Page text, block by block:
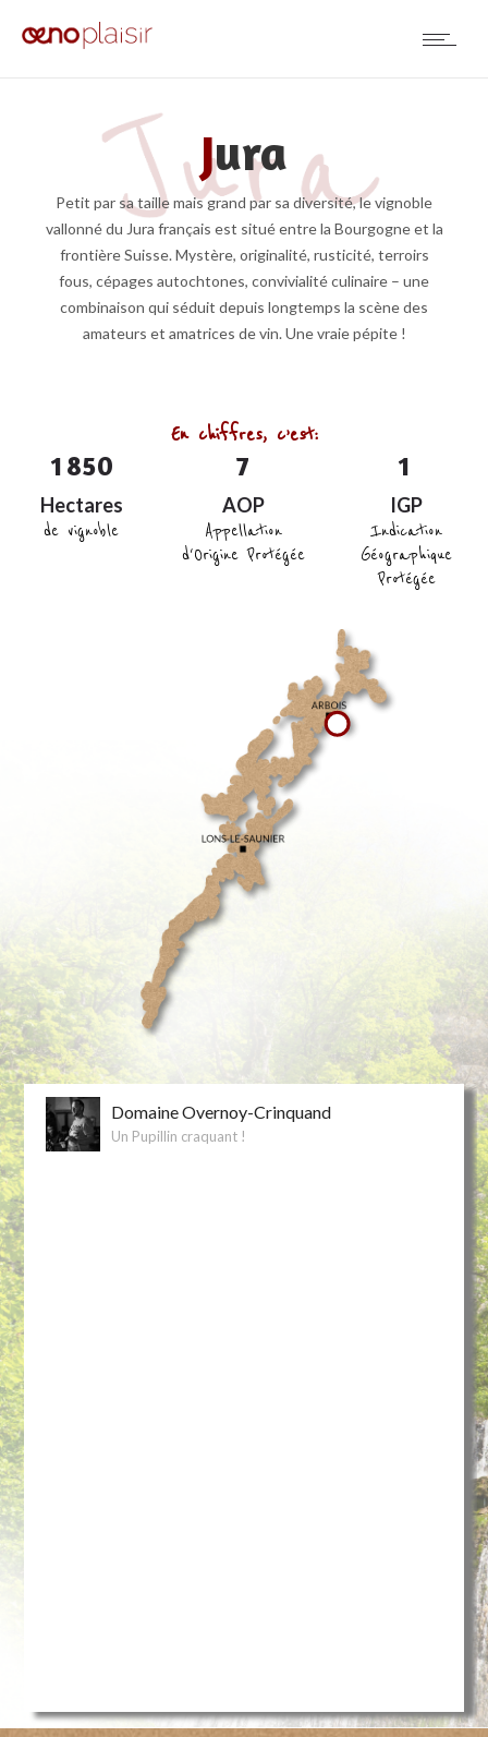
Jura
Petit par sa taille mais grand par sa diversité, le vignoble
vallonné du Jura français est situé entre la Bourgogne et la
frontière Suisse. Mystère, originalité, rusticité, terroirs
fous, cépages autochtones, convivialité culinaire – une
combinaison qui séduit depuis longtemps la scène des
amateurs et amatrices de vin. Une vraie pépite !
En chiffres, c’est:
1 850
Hectares
de vignoble
7
AOP
Appellation
d'Origine Protégée
1
IGP
Indication
Géographique
Protégée
Domaine Overnoy-Crinquand
Un Pupillin craquant !